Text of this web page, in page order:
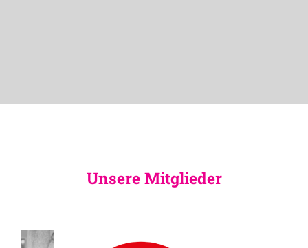
Unsere Mitglieder